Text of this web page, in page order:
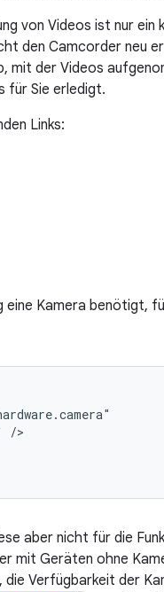
von Videos ist nur ein
den Camcorder neu
der Videos
für Sie erledigt.
Links:
eine Kamera benötigt,
aber nicht für die
mit Geräten ohne
Verfügbarkeit der